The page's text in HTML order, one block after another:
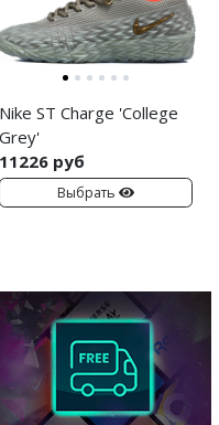
Nike ST Charge 'College
Grey'
11226 руб
Выбрать